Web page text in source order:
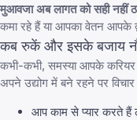
मुआवजा अब लागत को सही नहीं
कमा रहे हैं या आपका वेतन आपके
कब रुकें और इसके बजाय
कभी-कभी, समस्या आपके करियर
अपने उद्योग में बने रहने पर
आप काम से प्यार करते हैं